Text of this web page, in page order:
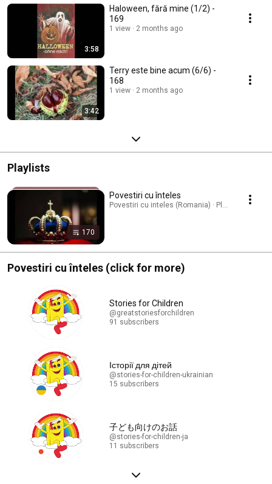
3:58
Haloween, fără mine (1/2) -
169
1 view 2 months ago
3:42
Terry este bine acum (6/6) -
168
1 view 2 months ago
Playlists
170
Povestiri cu înteles
Povestiri cu inteles (Romania) · Playlist
Povestiri cu înteles (click for more)
Stories for Children
@greatstoriesforchildren
91 subscribers
Історії для дітей
@stories-for-children-ukrainian
15 subscribers
子ども向けのお話
@stories-for-children-ja
11 subscribers